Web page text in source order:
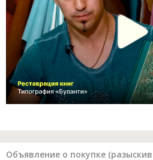
Объявление о покупке